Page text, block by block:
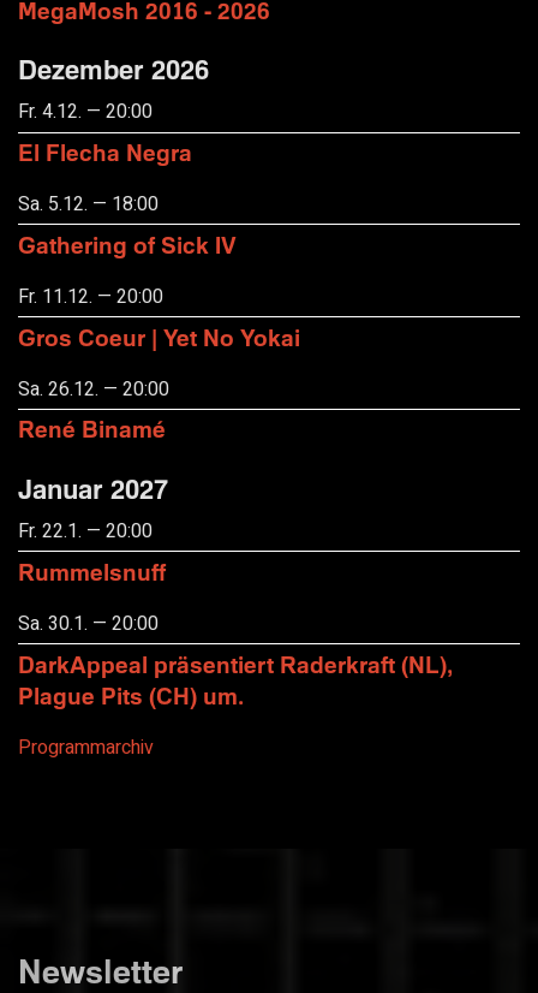
MegaMosh 2016 - 2026
Dezember 2026
Fr. 4.12. — 20:00
El Flecha Negra
Sa. 5.12. — 18:00
Gathering of Sick IV
Fr. 11.12. — 20:00
Gros Coeur | Yet No Yokai
Sa. 26.12. — 20:00
René Binamé
Januar 2027
Fr. 22.1. — 20:00
Rummelsnuff
Sa. 30.1. — 20:00
DarkAppeal präsentiert Raderkraft (NL),
Plague Pits (CH) um.
Programmarchiv
Newsletter